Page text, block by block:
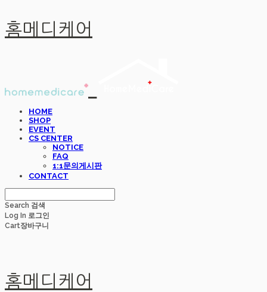
홈메디케어
HOME
SHOP
EVENT
CS CENTER
NOTICE
FAQ
1:1문의게시판
CONTACT
Search 검색
Log In 로그인
Cart장바구니
홈메디케어